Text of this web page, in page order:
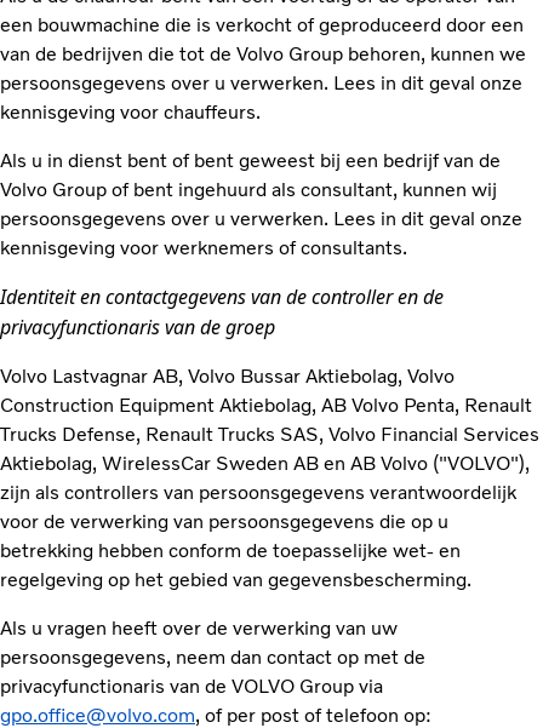
een bouwmachine die is verkocht of geproduceerd door een
van de bedrijven die tot de Volvo Group behoren, kunnen we
persoonsgegevens over u verwerken. Lees in dit geval onze
kennisgeving voor chauffeurs.
Als u in dienst bent of bent geweest bij een bedrijf van de
Volvo Group of bent ingehuurd als consultant, kunnen wij
persoonsgegevens over u verwerken. Lees in dit geval onze
kennisgeving voor werknemers of consultants.
Identiteit en contactgegevens van de controller en de
privacyfunctionaris van de groep
Volvo Lastvagnar AB, Volvo Bussar Aktiebolag, Volvo
Construction Equipment Aktiebolag, AB Volvo Penta, Renault
Trucks Defense, Renault Trucks SAS, Volvo Financial Services
Aktiebolag, WirelessCar Sweden AB en AB Volvo ("VOLVO"),
zijn als controllers van persoonsgegevens verantwoordelijk
voor de verwerking van persoonsgegevens die op u
betrekking hebben conform de toepasselijke wet- en
regelgeving op het gebied van gegevensbescherming.
Als u vragen heeft over de verwerking van uw
persoonsgegevens, neem dan contact op met de
privacyfunctionaris van de VOLVO Group via
gpo.office@volvo.com, of per post of telefoon op: